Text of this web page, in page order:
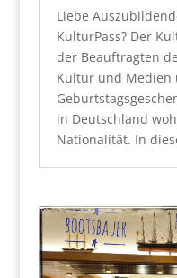
Liebe
KulturPass? Der
der Beauftragten
Kultur und Medien
in Deutschland
Nationalität. In